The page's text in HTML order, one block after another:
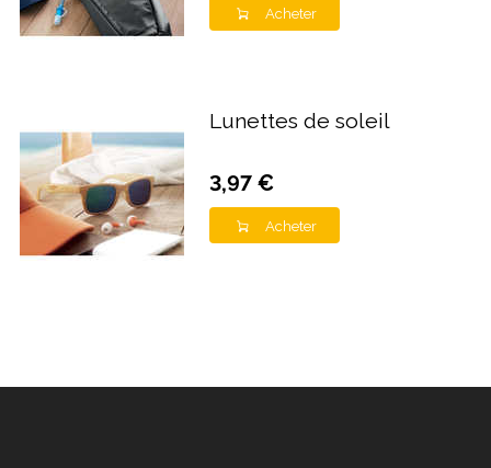
Acheter
Lunettes de soleil
3,97 €
Acheter